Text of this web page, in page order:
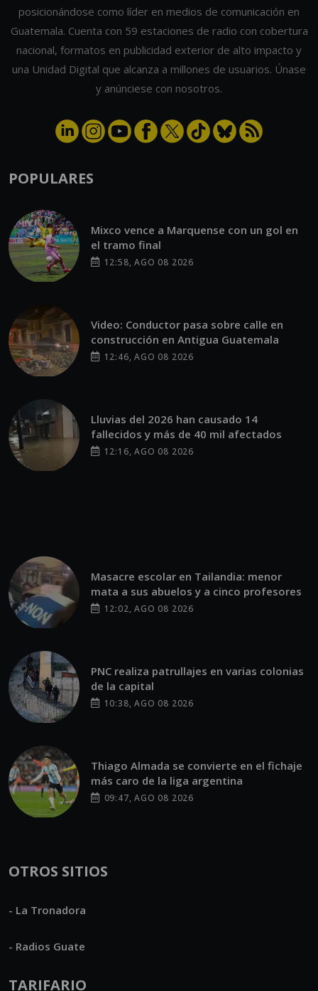
posicionándose como líder en medios de comunicación en
Guatemala. Cuenta con 59 estaciones de radio con cobertura
nacional, formatos en publicidad exterior de alto impacto y
una Unidad Digital que alcanza a millones de usuarios. Únase
y anúnciese con nosotros.
POPULARES
Mixco vence a Marquense con un gol en
el tramo final
12:58, AGO 08 2026
Video: Conductor pasa sobre calle en
construcción en Antigua Guatemala
12:46, AGO 08 2026
Lluvias del 2026 han causado 14
fallecidos y más de 40 mil afectados
12:16, AGO 08 2026
Masacre escolar en Tailandia: menor
mata a sus abuelos y a cinco profesores
12:02, AGO 08 2026
PNC realiza patrullajes en varias colonias
de la capital
10:38, AGO 08 2026
Thiago Almada se convierte en el fichaje
más caro de la liga argentina
09:47, AGO 08 2026
OTROS SITIOS
- La Tronadora
- Radios Guate
TARIFARIO